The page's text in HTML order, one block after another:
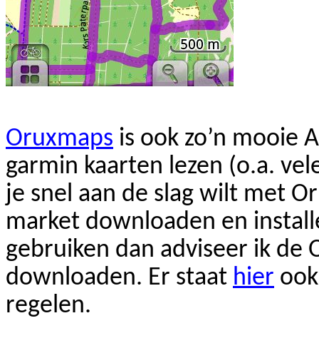
Oruxmaps is ook zo’n mooie
garmin kaarten lezen (o.a.
je snel aan de slag wilt met
market downloaden en
gebruiken dan adviseer ik de
downloaden. Er staat hier
regelen.